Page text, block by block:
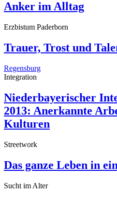
Anker im Alltag
Erzbistum Paderborn
Trauer, Trost und
Regensburg
Integration
Niederbayerischer
2013: Anerkannte
Kulturen
Streetwork
Das ganze Leben in
Sucht im Alter